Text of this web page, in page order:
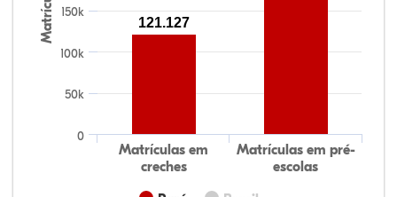
Matrículas em
creches
Matrículas em pré-
escolas
0
50k
100k
150k
121.127